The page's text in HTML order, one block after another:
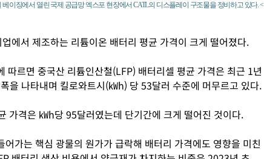
베이징에서 열린 국제 공급망 엑스포 현장에서 CATL의 디스플레이 구조물을 정비하고 있다. <
에서 제조하는 리튬이온 배터리 평균 가격이 크게 떨어졌다.
따르면 중국산 리튬인산철(LFP) 배터리셀 평균 가격은 최근 1년
을 나타내며 킬로와트시(㎾h) 당 53달러 수준에 머무르고 있다.
가격은 ㎾h당 95달러였는데 단기간에 크게 떨어진 것이다.
어가는 핵심 광물의 원가가 급락해 배터리 가격에도 영향을 미친